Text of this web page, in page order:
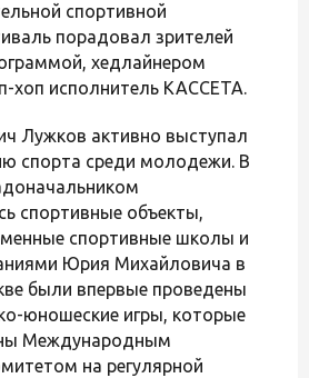
спортивной
порадовал зрителей
хедлайнером
хоп исполнитель КАССЕТА.
Лужков активно выступал
спорта среди молодежи. В
спортивные объекты,
спортивные школы и
Юрия Михайловича в
были впервые проведены
юношеские игры, которые
Международным
на регулярной